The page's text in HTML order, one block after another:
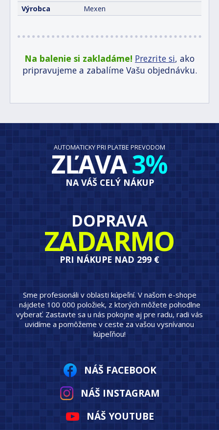
Výrobca
Mexen
Na balenie si zakladáme! Prezrite si, ako
pripravujeme a zabalíme Vašu objednávku.
AUTOMATICKY PRI PLATBE PREVODOM
ZĽAVA3%
NA VÁŠ CELÝ NÁKUP
DOPRAVA
ZADARMO
PRI NÁKUPE NAD 299 €
Sme profesionáli v oblasti kúpeľní. V našom e-shope
nájdete 100 000 položiek, z ktorých môžete pohodlne
vyberať. Zastavte sa u nás pokojne aj pre radu, radi vás
uvidíme a pomôžeme v ceste za vašou vysnívanou
kúpeľňou!
NÁŠ FACEBOOK
NÁŠ INSTAGRAM
NÁŠ YOUTUBE